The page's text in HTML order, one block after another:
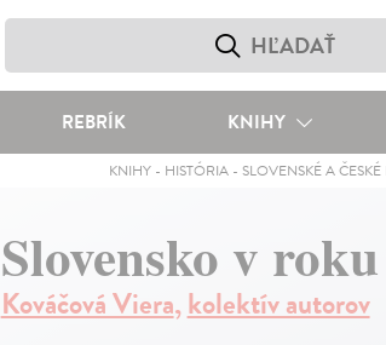
REBRÍK KNIHY
KNIHY- HISTÓRIA- SLOVENSKÉ A
Slovensko v
Kováčová Viera,kolektív autorov